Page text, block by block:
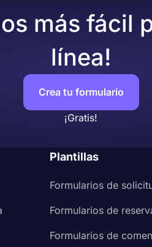
con su audiencia
más fácil
línea!
Crea tu formulario
¡Gratis!
Plantillas
Formularios de
Formularios de
Formularios de